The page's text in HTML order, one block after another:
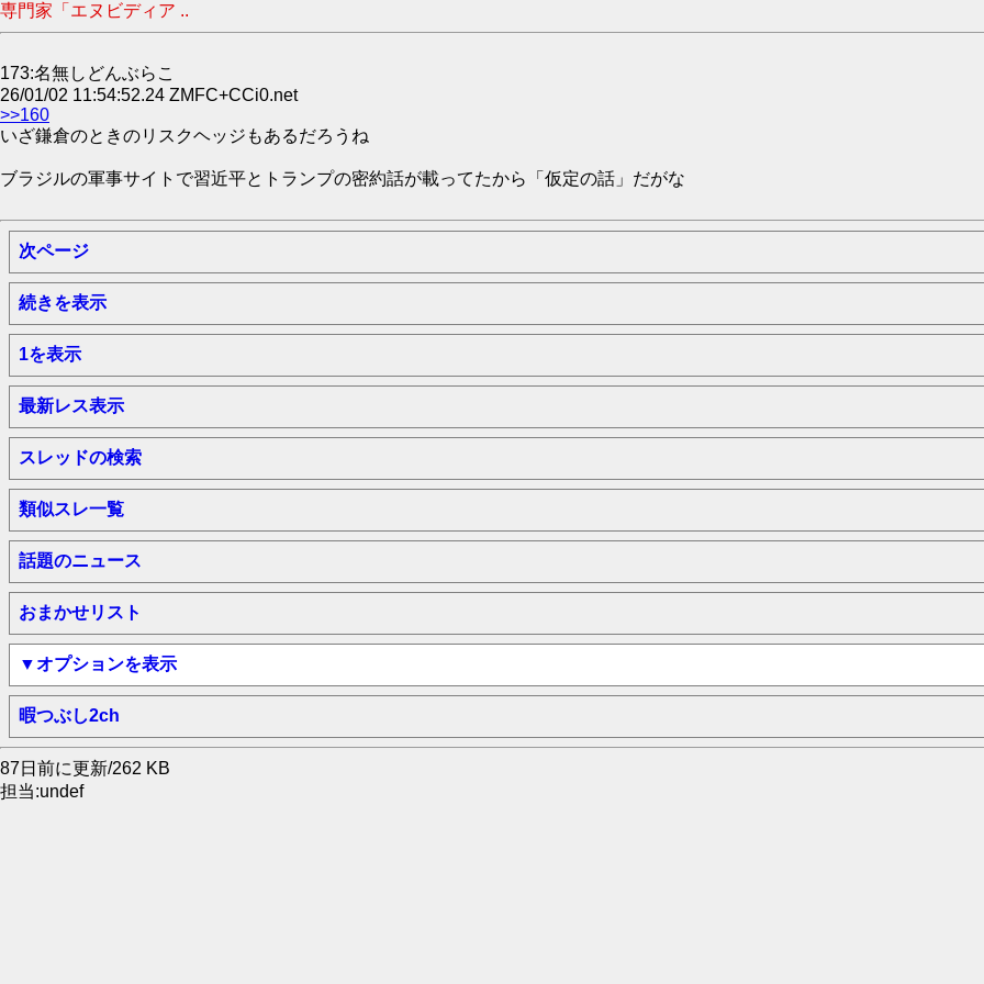
専門家「エヌビディア ..
173:名無しどんぶらこ
26/01/02 11:54:52.24 ZMFC+CCi0.net
>>160
いざ鎌倉のときのリスクヘッジもあるだろうね
ブラジルの軍事サイトで習近平とトランプの密約話が載ってたから「仮定の話」だがな
次ページ
続きを表示
1を表示
最新レス表示
スレッドの検索
類似スレ一覧
話題のニュース
おまかせリスト
▼オプションを表示
暇つぶし2ch
87日前に更新/262 KB
担当:undef